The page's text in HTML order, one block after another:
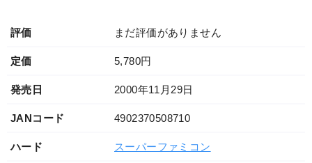
評価 まだ評価がありません
定価 5,780円
発売日 2000年11月29日
JANコード 4902370508710
ハード スーパーファミコン